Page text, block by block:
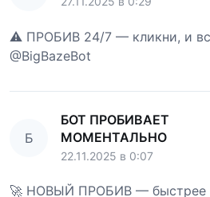
⚠️ ПРОБИВ 24/7 — кликни, и
@BigBazeBot
Б
БОТ ПРОБИВАЕТ
МОМЕНТАЛЬНО
22.11.2025 в 0:07
🚀 НОВЫЙ ПРОБИВ — быстрее